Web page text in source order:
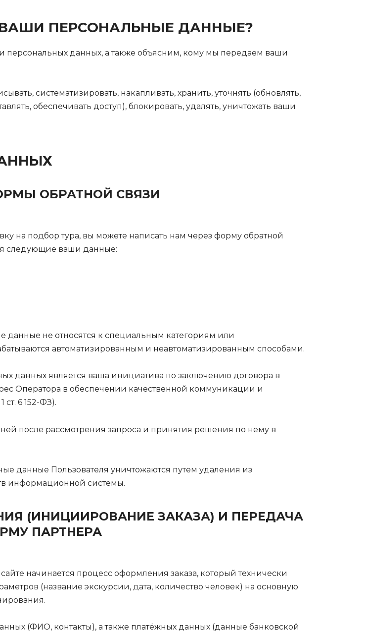
ПЕРСОНАЛЬНЫЕ ДАННЫЕ?
персональных данных, а также объясним, кому мы передаем ваши
систематизировать, накапливать, хранить, уточнять (обновлять,
обеспечивать доступ), блокировать, удалять, уничтожать ваши
ОБРАТНОЙ СВЯЗИ
на подбор тура, вы можете написать нам через форму обратной
следующие ваши данные:
данные не относятся к специальным категориям или
автоматизированным и неавтоматизированным способами.
данных является ваша инициатива по заключению договора в
Оператора в обеспечении качественной коммуникации и
6 152-ФЗ).
после рассмотрения запроса и принятия решения по нему в
данные Пользователя уничтожаются путем удаления из
информационной системы.
(ИНИЦИИРОВАНИЕ ЗАКАЗА) И ПЕРЕДАЧА
ПАРТНЕРА
начинается процесс оформления заказа, который технически
(название экскурсии, дата, количество человек) на основную
(ФИО, контакты), а также платёжных данных (данные банковской